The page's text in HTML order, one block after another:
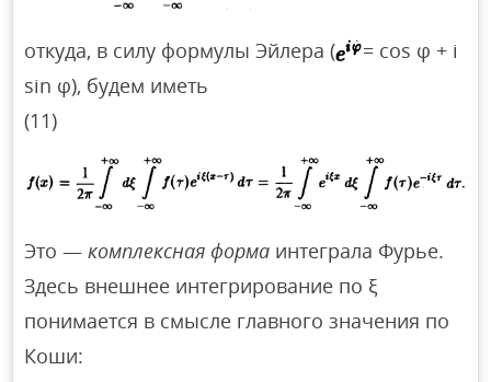
откуда, в силу формулы Эйлера (
= cos φ + i
sin φ), будем иметь
(11)
Это —комплексная форма интеграла Фурье.
Здесь внешнее интегрирование по ξ
понимается в смысле главного значения по
Коши: